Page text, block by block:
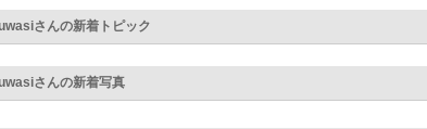
さんの新着トピック
さんの新着写真